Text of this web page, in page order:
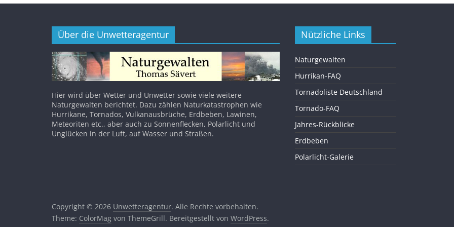
Über die Unwetteragentur
Hier wird über Wetter und Unwetter sowie viele weitere
Naturgewalten berichtet. Dazu zählen Naturkatastrophen wie
Hurrikane, Tornados, Vulkanausbrüche, Erdbeben, Lawinen,
Meteoriten etc., aber auch zu Sonnenflecken, Polarlicht und
Unglücken in der Luft, auf Wasser und Straßen.
Nützliche Links
Naturgewalten
Hurrikan-FAQ
Tornadoliste Deutschland
Tornado-FAQ
Jahres-Rückblicke
Erdbeben
Polarlicht-Galerie
Copyright © 2026 Unwetteragentur. Alle Rechte vorbehalten.
Theme: ColorMag von ThemeGrill. Bereitgestellt von WordPress.